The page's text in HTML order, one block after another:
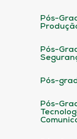
Pós-
Pós-
Pós-
Pós-